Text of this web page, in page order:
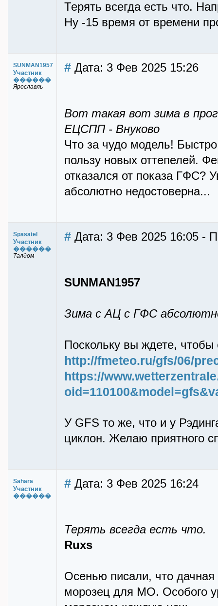
Терять всегда есть что.
Ну -15 время от времени
SUNMAN1957
Участник
������
Ярославль
# Дата: 3 Фев 2025 15:26
Вот такая вот зима в
ЕЦСПП - Внуково
Что за чудо модель!
пользу новых оттепелей.
отказался от показа ГФС?
абсолютно недостоверна...
Spasatel
Участник
������
Талдом
# Дата: 3 Фев 2025 16:05 -
SUNMAN1957
Зима с АЦ с ГФС
Поскольку вы ждете, чтобы
http://fmeteo.ru/gfs/06/
https://
У GFS то же, что и у
циклон. Желаю приятного
Sahara
Участник
������
# Дата: 3 Фев 2025 16:24
Терять всегда есть что.
Ruxs
Осенью писали, что дачная
морозец для МО. Особого